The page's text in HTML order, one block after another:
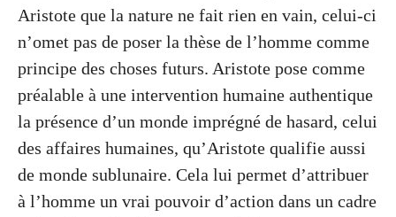
Aristote que la nature ne fait rien en vain, celui-ci
n’omet pas de poser la thèse de l’homme comme
principe des choses futurs. Aristote pose comme
préalable à une intervention humaine authentique
la présence d’un monde imprégné de hasard, celui
des affaires humaines, qu’Aristote qualifie aussi
de monde sublunaire. Cela lui permet d’attribuer
à l’homme un vrai pouvoir d’action dans un cadre